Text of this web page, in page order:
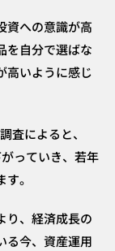
資への意識が高
を自分で選ばな
高いように感じ
査によると、
っていき、若年
。
り、経済成長の
る今、資産運用